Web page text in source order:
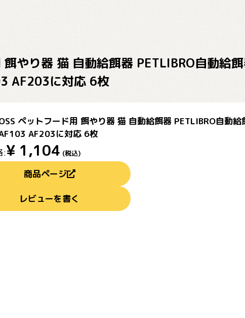
やり器 猫 自動給餌器 PETLIBRO自動給
AF203に対応 6枚
ペットフード用 餌やり器 猫 自動給餌器 PETLIBRO自動
AF203に対応 6枚
:¥ 1,104 (税込)
商品ページ
レビューを書く